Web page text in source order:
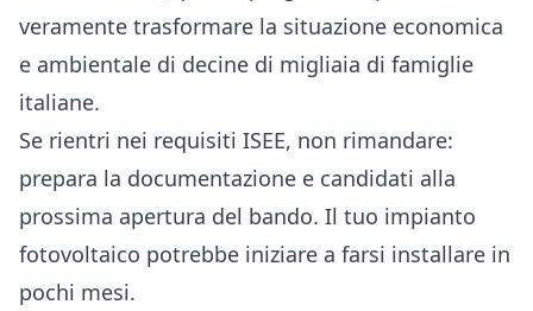
veramente trasformare la situazione economica
e ambientale di decine di migliaia di famiglie
italiane.
Se rientri nei requisiti ISEE, non rimandare:
prepara la documentazione e candidati alla
prossima apertura del bando. Il tuo impianto
fotovoltaico potrebbe iniziare a farsi installare in
pochi mesi.